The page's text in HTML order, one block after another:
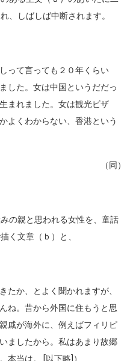
、しばしば中断されます。
って言っても２０年くらい
した。女は中国というだだっ
まれました。女は観光ビザ
よくわからない、香港という
（同）
の親と思われる女性を、童話
く文章（ｂ）と、
か、とよく聞かれますが、
ね。昔から外国に住もうと思
戚が海外に、例えばフィリピ
ましたから。私はあまり故郷
本当は。 [以下略]）